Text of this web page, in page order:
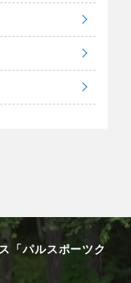
「パルスポーツク